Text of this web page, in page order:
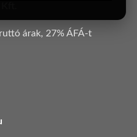
árak, 27% ÁFÁ-t